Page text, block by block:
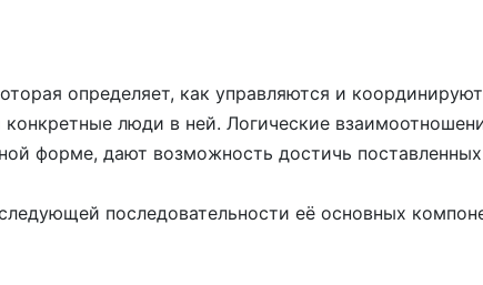
определяет, как управляются и
люди в ней. Логические
форме, дают возможность достичь
последовательности её основных